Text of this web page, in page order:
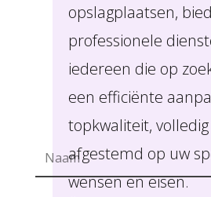
opslagplaatsen,
professionele
iedereen die op
een efficiënte
topkwaliteit, volledig
afgestemd op uw
wensen en eisen.